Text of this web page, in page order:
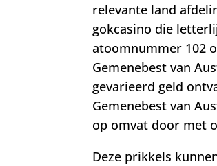
relevante land
gokcasino die
atoomnummer 102
Gemenebest van
gevarieerd geld
Gemenebest van
op omvat door met
Deze prikkels